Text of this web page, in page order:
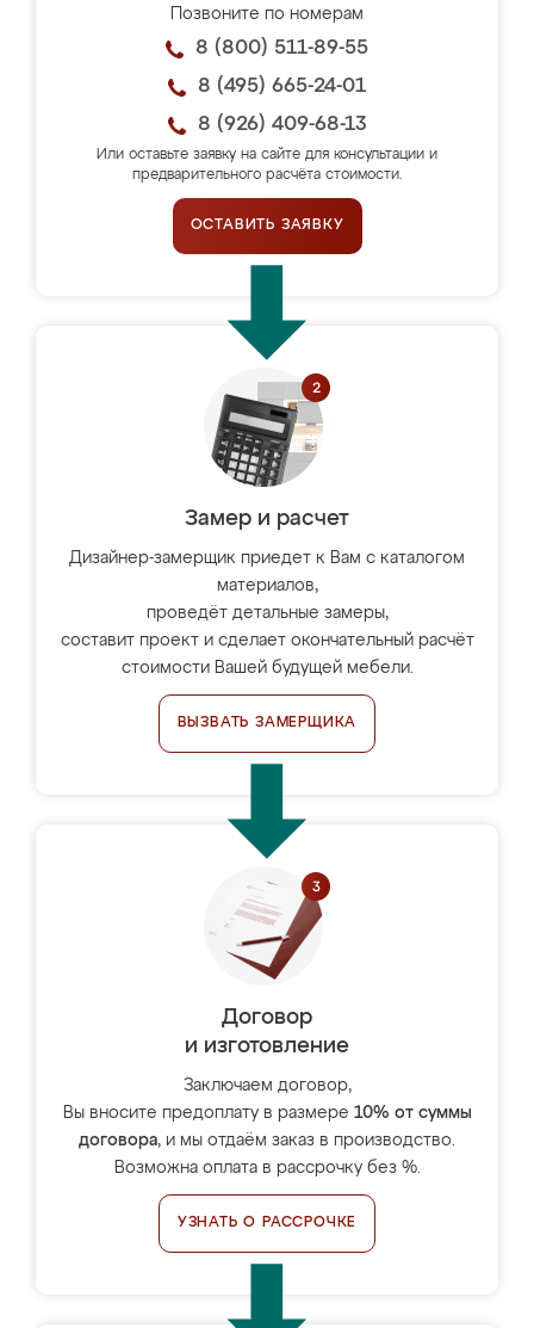
Позвоните по номерам
8 (800) 511-89-55
8 (495) 665-24-01
8 (926) 409-68-13
Или оставьте заявку на сайте для консультации и
предварительного расчёта стоимости.
ОСТАВИТЬ ЗАЯВКУ
Замер и расчет
Дизайнер-замерщик приедет к Вам с каталогом
материалов,
проведёт детальные замеры,
составит проект и сделает окончательный расчёт
стоимости Вашей будущей мебели.
ВЫЗВАТЬ ЗАМЕРЩИКА
Договор
и изготовление
Заключаем договор,
Вы вносите предоплату в размере 10% от суммы
договора, и мы отдаём заказ в производство.
Возможна оплата в рассрочку без %.
УЗНАТЬ О РАССРОЧКЕ